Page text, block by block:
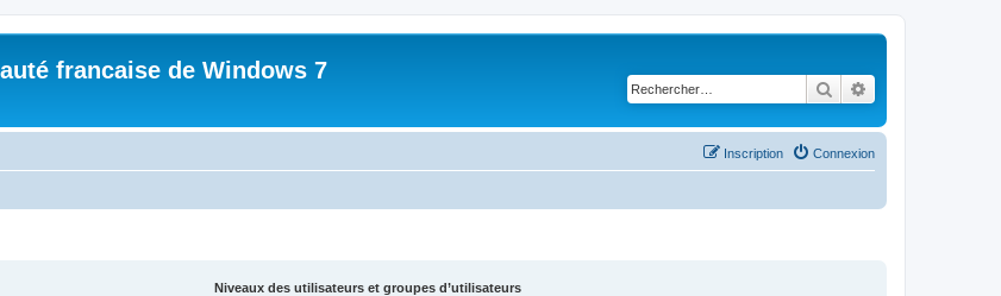
francaise de Windows 7
Rechercher
Connexion
Inscription
Niveaux des utilisateurs et groupes d’utilisateurs